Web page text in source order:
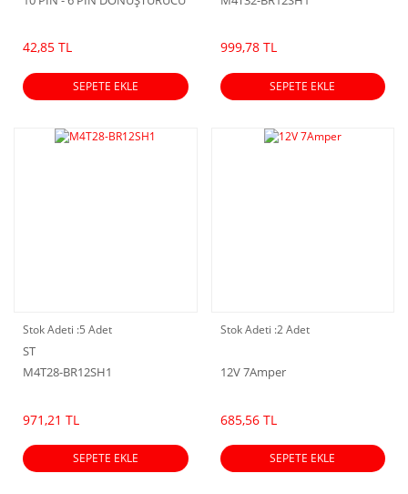
42,85 TL
SEPETE EKLE
999,78 TL
SEPETE EKLE
Stok Adeti :5 Adet
ST
M4T28-BR12SH1
971,21 TL
SEPETE EKLE
Stok Adeti :2 Adet
12V 7Amper
685,56 TL
SEPETE EKLE